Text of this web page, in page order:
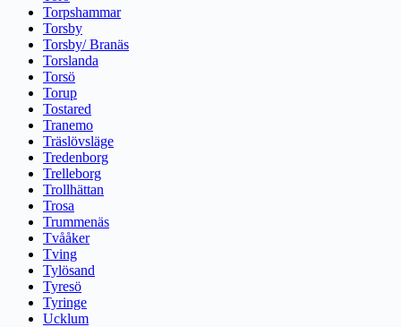
Torpshammar
Torsby
Torsby/ Branäs
Torslanda
Torsö
Torup
Tostared
Tranemo
Träslövsläge
Tredenborg
Trelleborg
Trollhättan
Trosa
Trummenäs
Tvååker
Tving
Tylösand
Tyresö
Tyringe
Ucklum